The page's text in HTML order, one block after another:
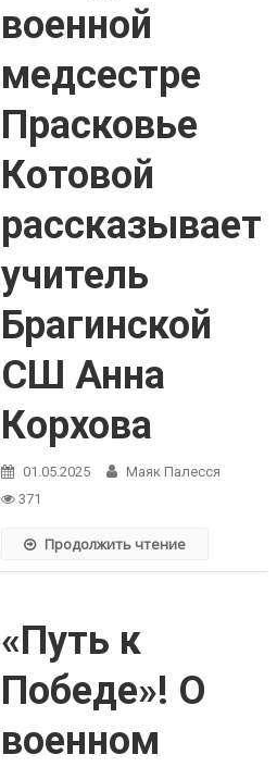
военной
медсестре
Прасковье
Котовой
рассказывает
учитель
Брагинской
СШ Анна
Корхова
01.05.2025
Маяк Палесся
371
Продолжить чтение
«Путь к
Победе»! О
военном